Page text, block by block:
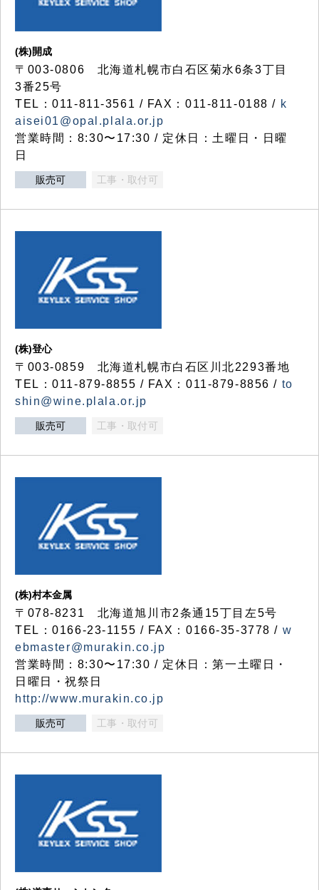
(株)開成
〒003-0806 北海道札幌市白石区菊水6条3丁目
3番25号
TEL：011-811-3561 / FAX：011-811-0188 / k
aisei01@opal.plala.or.jp
営業時間：8:30〜17:30 / 定休日：土曜日・日曜
日
販売可 工事・取付可
(株)登心
〒003-0859 北海道札幌市白石区川北2293番地
TEL：011-879-8855 / FAX：011-879-8856 / to
shin@wine.plala.or.jp
販売可 工事・取付可
(株)村本金属
〒078-8231 北海道旭川市2条通15丁目左5号
TEL：0166-23-1155 / FAX：0166-35-3778 / w
ebmaster@murakin.co.jp
営業時間：8:30〜17:30 / 定休日：第一土曜日・
日曜日・祝祭日
http://www.murakin.co.jp
販売可 工事・取付可